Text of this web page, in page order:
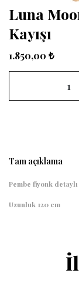
Luna
Kayışı
1.850,00 ₺
Tam açıklama
Pembe fiyonk
Uzunluk 120 cm